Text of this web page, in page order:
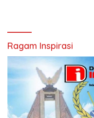
Ragam Inspirasi